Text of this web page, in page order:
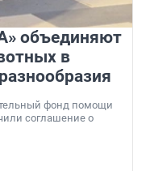
объединяют
в
фонд помощи
соглашение о